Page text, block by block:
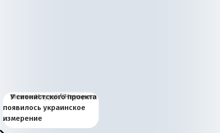
Киевская марионетка
Запада рассказала о
«переобувании» хозяев
В России назрели
перемены: 15 шагов к
суверенной экономике
Миграционный пожар
Европы
Россия начинает
сбрасывать балласт
Анкориджа
Россия зимой 1904
года: первые уступки во
внутренней политике
Русская нация вчера и
сегодня
Почему правый крах в
Варшаве не поможет её
отношениям с Россией?
Место Науру / Науэро в
современной истории
Южной Осетии
У сионистского проекта
появилось украинское
измерение